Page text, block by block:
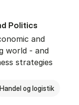
Polit­ics
and
world - and
strategies
Handel og logistik